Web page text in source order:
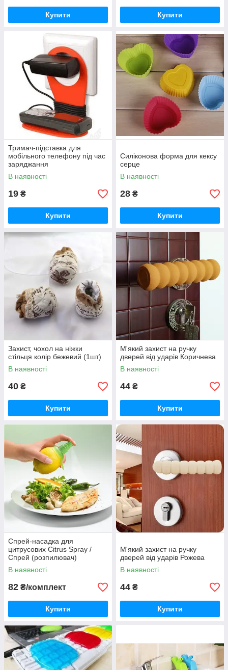
Купити Купити
Тримач-підставка для
мобільного телефону під час
заряджання
В наявності
19 ₴
Купити
Силіконова форма для кексу
серце
В наявності
28 ₴
Купити
Захист, чохол на ніжки
стільця колір бежевий (1шт)
В наявності
40 ₴
Купити
М'який захист на ручку
дверей від ударів Коричнева
В наявності
44 ₴
Купити
Спрей-насадка для
цитрусових Citrus Spray /
Спрей (розпилювач)
цитрусових Цитрус Спрей, 2
спрею + підставка
В наявності
82 ₴/комплект
Купити
М'який захист на ручку
дверей від ударів Рожева
В наявності
44 ₴
Купити